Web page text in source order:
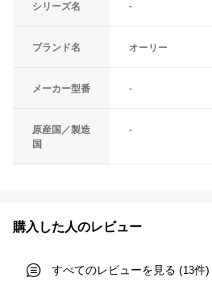
シリーズ名 -
ブランド名 オーリー
メーカー型番 -
原産国／製造
国
-
購入した人のレビュー
すべてのレビューを見る (13件)